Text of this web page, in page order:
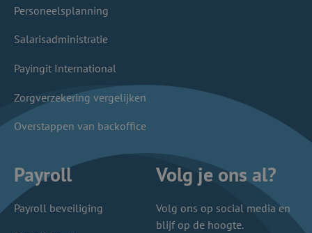
Personeelsplanning
Salarisadministratie
Payingit International
Zorgverzekering vergelijken
Overstappen van backoffice
Payroll
Payroll beveiliging
Volg je ons al?
Volg ons op social media en
blijf op de hoogte.